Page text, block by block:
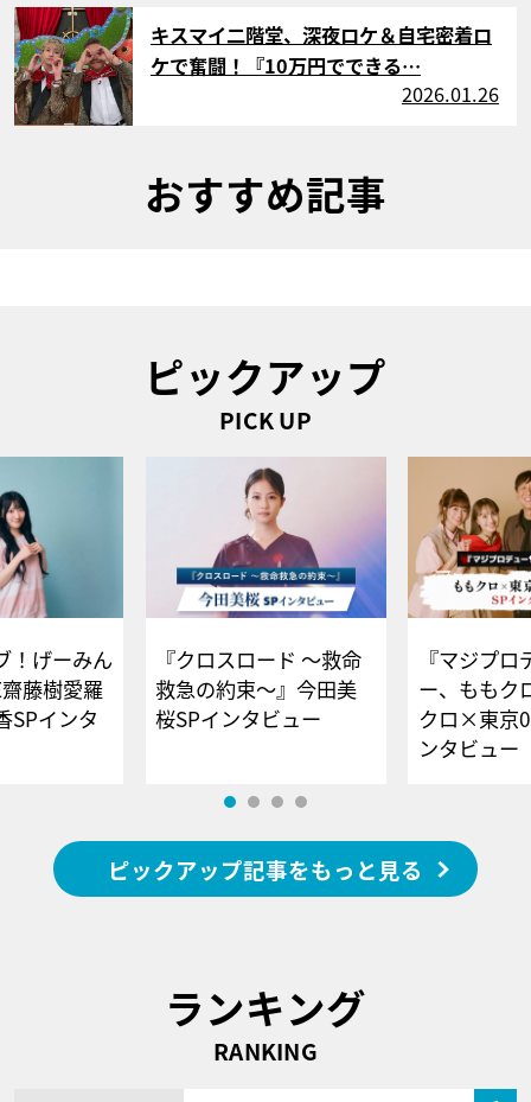
サムネイル
キスマイ二階堂、深夜ロケ＆自宅密着ロ
ケで奮闘！『10万円でできる…
2026.01.26
おすすめ記事
ピックアップ
PICK UP
！げーみん
藤樹愛羅
SPインタ
『クロスロード ～救命
救急の約束～』今田美
桜SPインタビュー
『マジプロ
ー、ももク
クロ×東京
ンタビュー
ピックアップ記事をもっと見る
ランキング
RANKING